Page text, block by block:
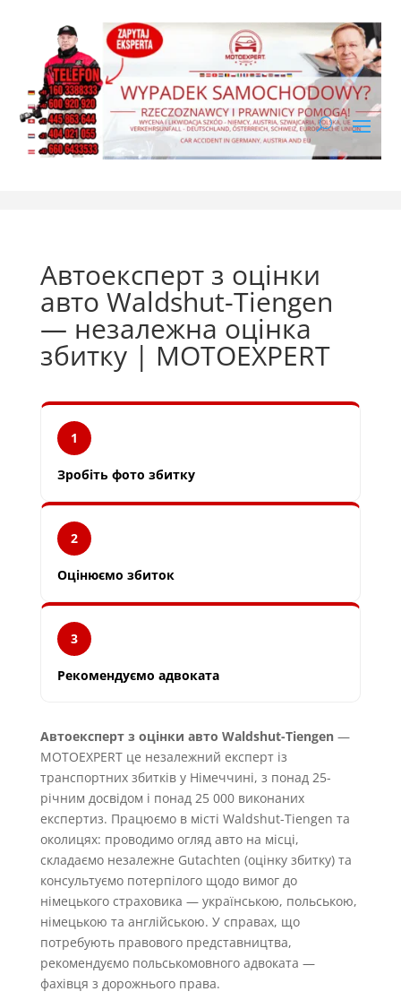
Автоексперт з оцінки
авто Waldshut-Tiengen
— незалежна оцінка
збитку | MOTOEXPERT
1
Зробіть фото збитку
2
Оцінюємо збиток
3
Рекомендуємо адвоката
Автоексперт з оцінки авто Waldshut-Tiengen—
MOTOEXPERT це незалежний експерт із
транспортних збитків у Німеччині, з понад 25-
річним досвідом і понад 25 000 виконаних
експертиз. Працюємо в місті Waldshut-Tiengen та
околицях: проводимо огляд авто на місці,
складаємо незалежне Gutachten (оцінку збитку) та
консультуємо потерпілого щодо вимог до
німецького страховика — українською, польською,
німецькою та англійською. У справах, що
потребують правового представництва,
рекомендуємо польськомовного адвоката —
фахівця з дорожнього права.